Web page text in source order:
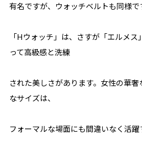
有名ですが、ウォッチベルトも同様で
「Hウォッチ」は、さすが「エルメ
って高級感と洗練
された美しさがあります。女性の華
なサイズは、
フォーマルな場面にも間違いなく活躍